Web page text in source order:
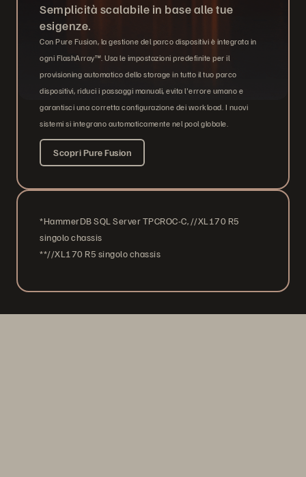
Semplicità scalabile in base alle tue
esigenze.
Con Pure Fusion, la gestione del parco dispositivi è integrata in
ogni FlashArray™. Usa le impostazioni predefinite per il
provisioning automatico dello storage in tutto il tuo parco
dispositivi, riduci i passaggi manuali, evita l'errore umano e
garantisci una corretta configurazione dei workload. I nuovi
sistemi si integrano automaticamente nel pool globale.
Scopri Pure Fusion
*HammerDB SQL Server TPCROC-C, //XL170 R5
singolo chassis
**//XL170 R5 singolo chassis